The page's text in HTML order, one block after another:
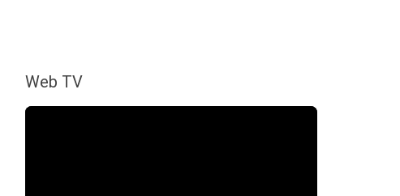
Web TV